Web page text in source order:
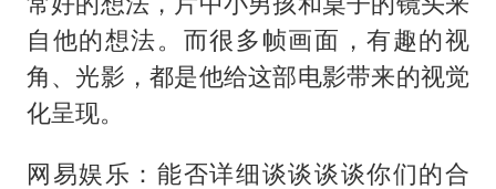
自他的想法。而很多帧画面，有趣的视
角、光影，都是他给这部电影带来的视觉
化呈现。
网易娱乐：能否详细谈谈谈谈你们的合